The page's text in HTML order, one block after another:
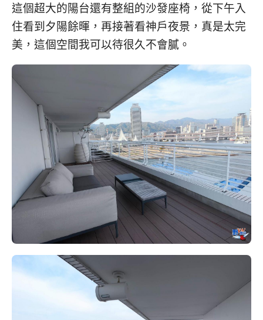
這個超大的陽台還有整組的沙發座椅，從下午入
住看到夕陽餘暉，再接著看神戶夜景，真是太完
美，這個空間我可以待很久不會膩。